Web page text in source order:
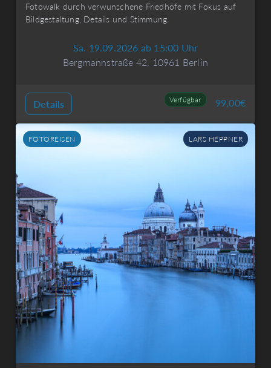
Fotowalk durch verwunschene Friedhöfe mit Fokus auf
Bildgestaltung, Details und Stimmung.
Sa. 19.09.2026 ab 15:00 Uhr
Bergmannstraße 42, 10961 Berlin
Details Verfügbar 99,00€
FOTOREISEN LARS HEPPNER